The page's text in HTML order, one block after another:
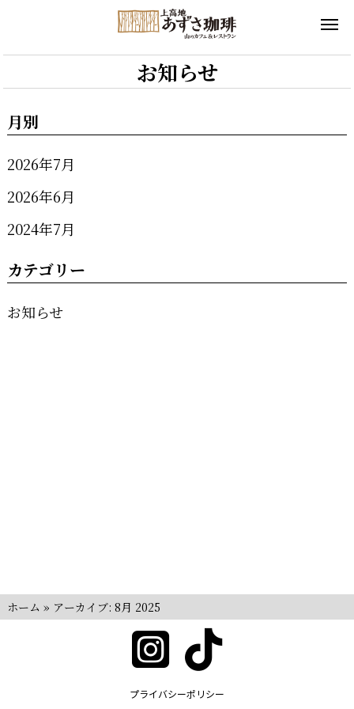
お知らせ
月別
2026年7月
2026年6月
2024年7月
カテゴリー
お知らせ
ホーム » アーカイブ: 8月 2025
プライバシーポリシー